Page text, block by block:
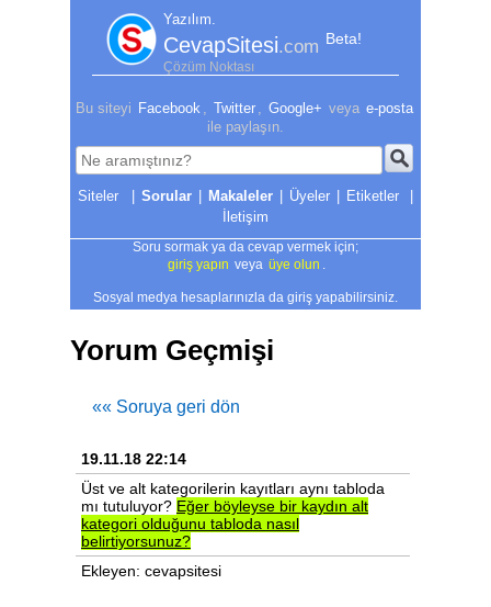
Yazılım.
CevapSitesi.com Beta!
Çözüm Noktası
Bu siteyi Facebook Twitter Google+ veya e-posta
ile paylaşın.
| Sorular | Makaleler | Üyeler | Etiketler
|
İletişim
Soru sormak ya da cevap vermek için;
giriş yapın veya üye olun
Sosyal medya hesaplarınızla da giriş yapabilirsiniz.
Yorum Geçmişi
«« Soruya geri dön
19.11.18 22:14
Üst ve alt kategorilerin kayıtları aynı tabloda
mı tutuluyor? Eğer böyleyse bir kaydın alt
kategori olduğunu tabloda nasıl
belirtiyorsunuz?
Ekleyen: cevapsitesi